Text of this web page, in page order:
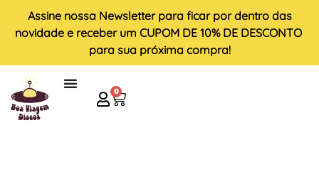
Assine nossa Newsletter para ficar por dentro das
novidade e receber um CUPOM DE 10% DE DESCONTO
para sua próxima compra!
0